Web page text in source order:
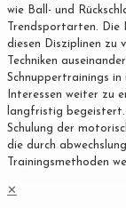
wie Ball- und
Trendsportarten. Die
diesen Disziplinen zu
Techniken
Schnuppertrainings in
Interessen weiter zu
langfristig
Schulung der
die durch
Trainingsmethoden
✕